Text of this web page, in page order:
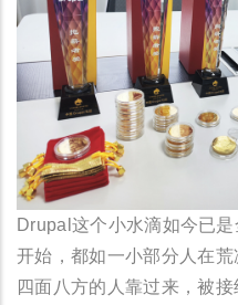
Drupal这个小水滴如今已
开始，都如一小部分人在
四面八方的人靠过来，被